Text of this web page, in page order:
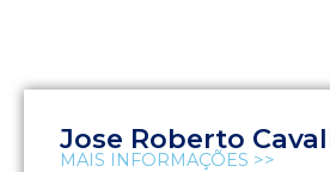
Jose Roberto
MAIS INFORMAÇÕES >>